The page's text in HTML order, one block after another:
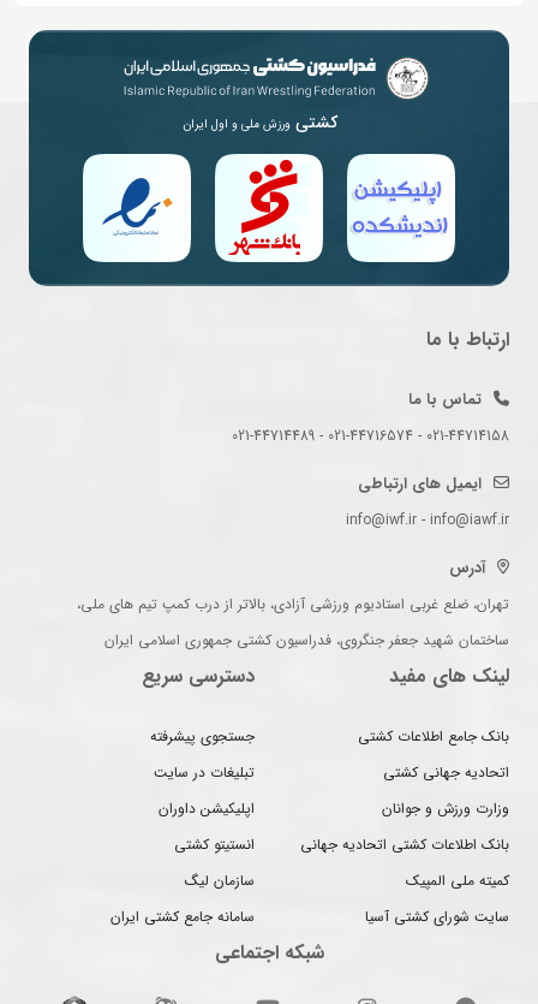
کشتی ورزش ملی و اول ایران
ارتباط با ما
تماس با ما
021-44714158 - 021-44716574 - 021-44714489
ایمیل های ارتباطی
info@iwf.ir - info@iawf.ir
آدرس
تهران، ضلع غربی استادیوم ورزشی آزادی، بالاتر از درب کمپ تیم های ملی،
ساختمان شهید جعفر جنگروی، فدراسیون کشتی جمهوری اسلامی ایران
لینک های مفید
بانک جامع اطلاعات کشتی
اتحادیه جهانی کشتی
وزارت ورزش و جوانان
بانک اطلاعات کشتی اتحادیه جهانی
کمیته ملی المپیک
سایت شورای کشتی آسیا
دسترسی سریع
جستجوی پیشرفته
تبلیغات در سایت
اپلیکیشن داوران
انستیتو کشتی
سازمان لیگ
سامانه جامع کشتی ایران
شبکه اجتماعی